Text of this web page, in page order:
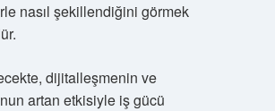
nasıl şekillendiğini görmek
dijitalleşmenin ve
artan etkisiyle iş gücü